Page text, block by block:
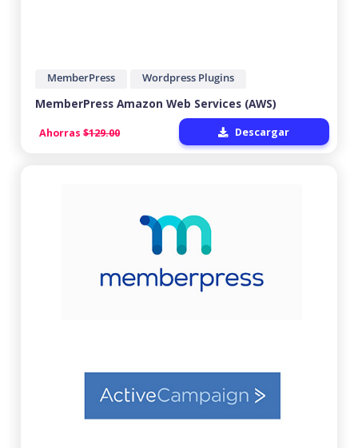
MemberPress Wordpress Plugins
MemberPress Amazon Web Services (AWS)
Ahorras$129.00 Descargar